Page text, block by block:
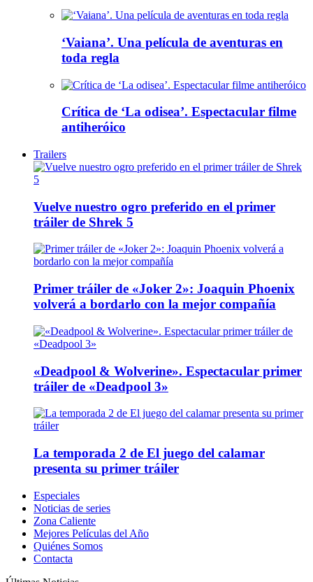
‘Vaiana’. Una película de aventuras en
toda regla
Crítica de ‘La odisea’. Espectacular filme
antiheróico
Trailers
Vuelve nuestro ogro preferido en el primer
tráiler de Shrek 5
Primer tráiler de «Joker 2»: Joaquin Phoenix
volverá a bordarlo con la mejor compañía
«Deadpool & Wolverine». Espectacular primer
tráiler de «Deadpool 3»
La temporada 2 de El juego del calamar
presenta su primer tráiler
Especiales
Noticias de series
Zona Caliente
Mejores Películas del Año
Quiénes Somos
Contacta